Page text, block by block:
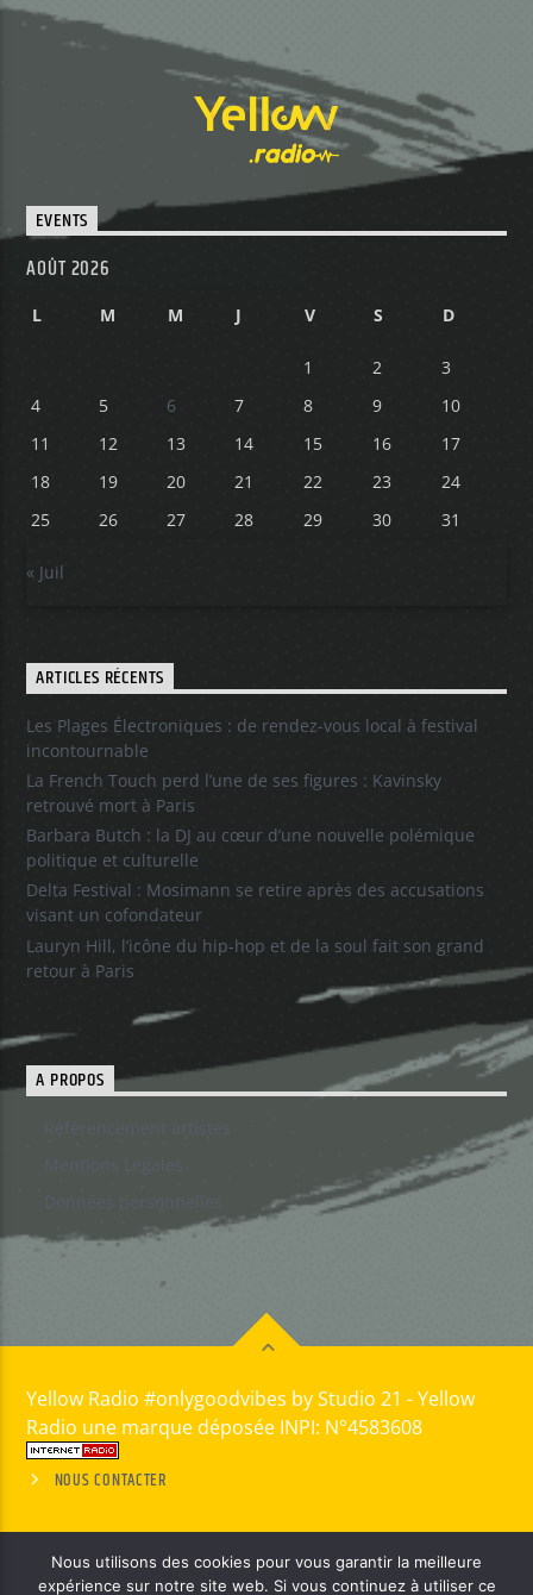
EVENTS
AOÛT 2026
L M M J V S D
1 2
3
4
5 6 7 8 9
10
11
12 13 14 15 16
17
18
19 20 21 22 23
24
25
26 27 28 29 30 31
« Juil
ARTICLES RÉCENTS
Les Plages Électroniques : de rendez-vous local à festival
incontournable
La French Touch perd l’une de ses figures : Kavinsky
retrouvé mort à Paris
Barbara Butch : la DJ au cœur d’une nouvelle polémique
politique et culturelle
Delta Festival : Mosimann se retire après des accusations
visant un cofondateur
Lauryn Hill, l’icône du hip-hop et de la soul fait son grand
retour à Paris
A PROPOS
Yellow Radio #onlygoodvibes by Studio 21 - Yellow
Radio une marque déposée INPI: N°4583608
NOUS CONTACTER
Nous utilisons des cookies pour vous garantir la meilleure
expérience sur notre site web. Si vous continuez à utiliser ce